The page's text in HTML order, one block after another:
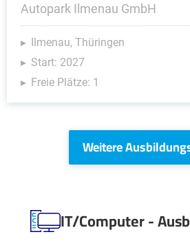
Autopark Ilmenau GmbH
Ilmenau, Thüringen
Start: 2027
Freie Plätze: 1
Weitere
IT/Computer -